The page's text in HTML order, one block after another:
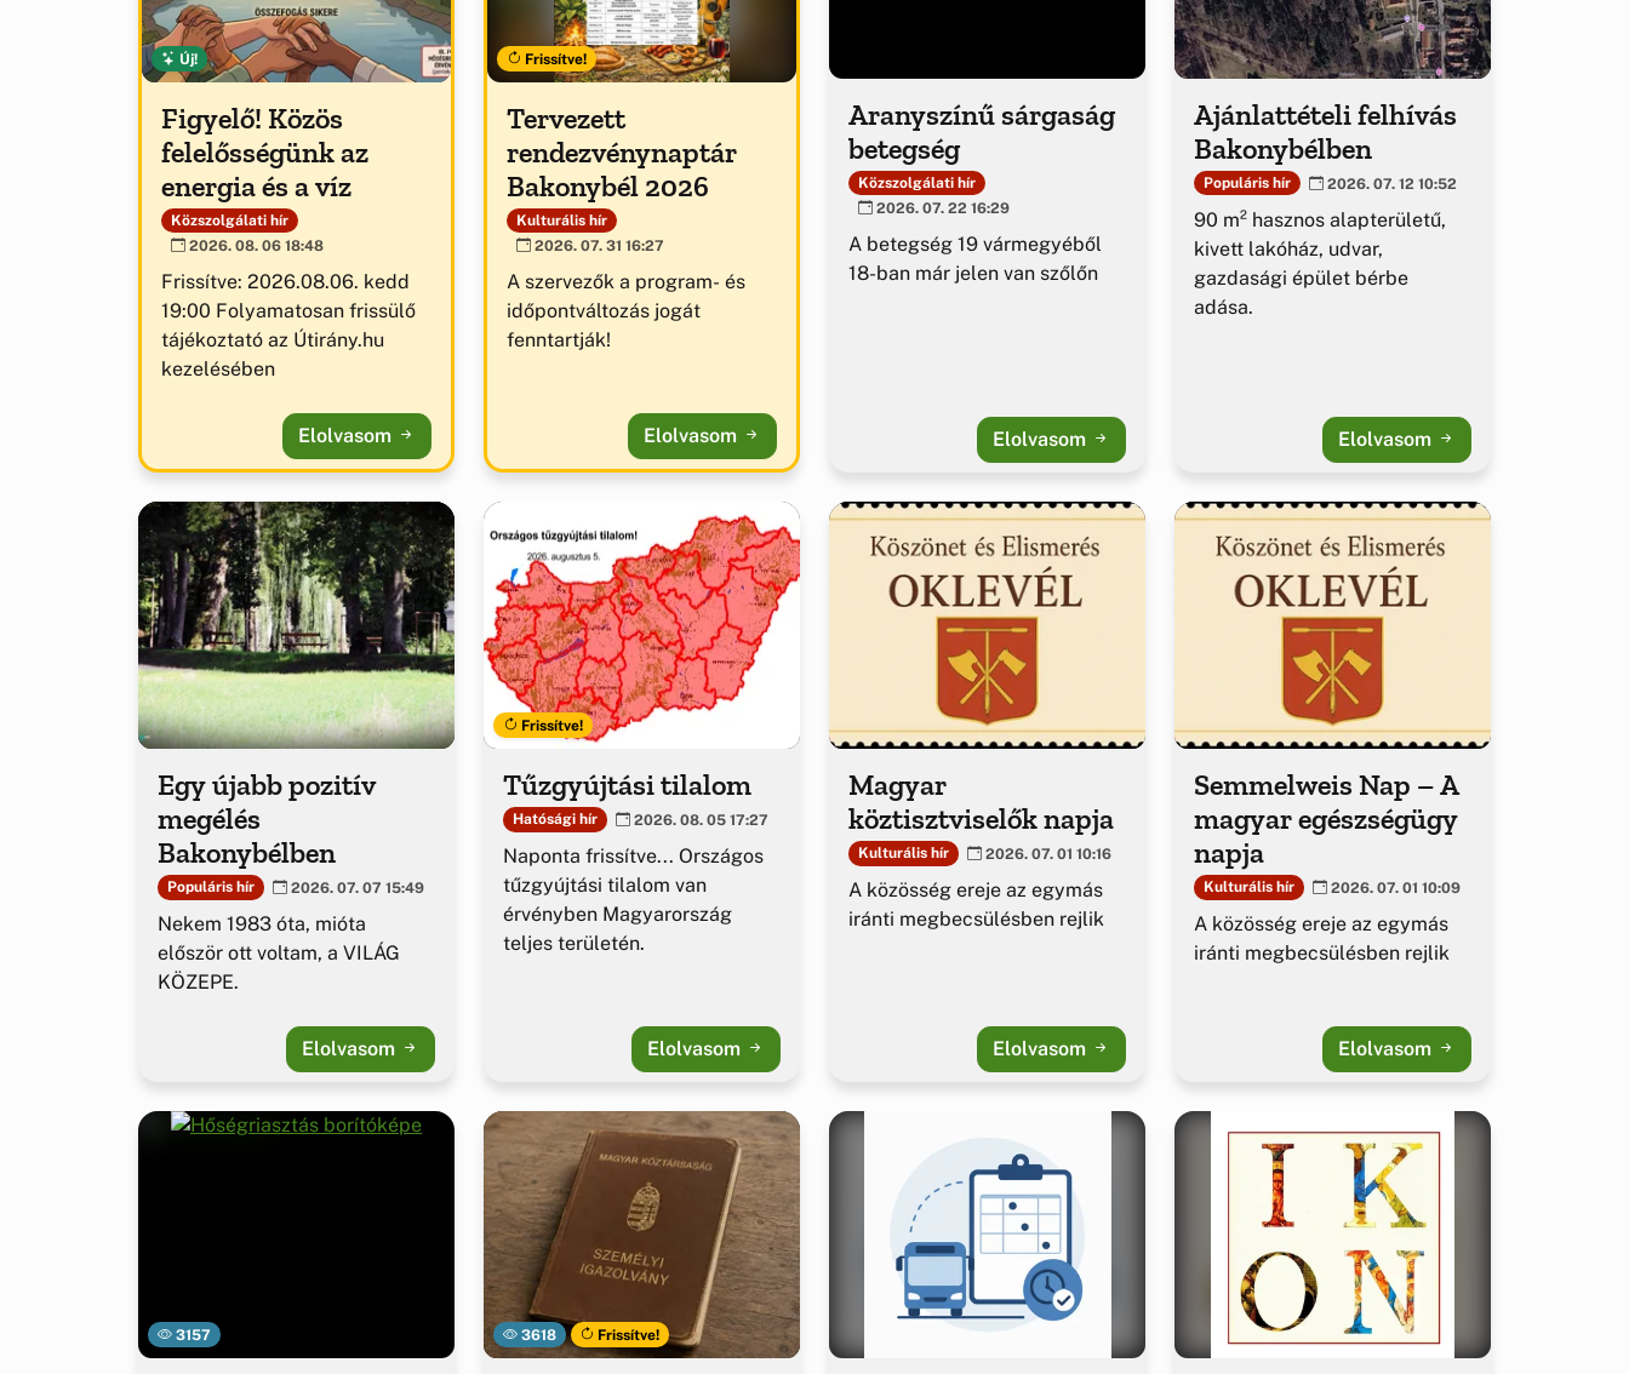
Új!
Figyelő! Közös
felelősségünk az
energia és a víz
Közszolgálati hír
2026. 08. 06 18:48
Frissítve: 2026.08.06. kedd
19:00 Folyamatosan frissülő
tájékoztató az Útirány.hu
kezelésében
Elolvasom
Frissítve!
Tervezett
rendezvénynaptár
Bakonybél 2026
Kulturális hír
2026. 07. 31 16:27
A szervezők a program- és
időpontváltozás jogát
fenntartják!
Elolvasom
Aranyszínű sárgaság
betegség
Közszolgálati hír
2026. 07. 22 16:29
A betegség 19 vármegyéből
18-ban már jelen van szőlőn
Elolvasom
Ajánlattételi felhívás
Bakonybélben
Populáris hír 2026. 07. 12 10:52
90 m² hasznos alapterületű,
kivett lakóház, udvar,
gazdasági épület bérbe
adása.
Elolvasom
Egy újabb pozitív
megélés
Bakonybélben
Populáris hír 2026. 07. 07 15:49
Nekem 1983 óta, mióta
először ott voltam, a VILÁG
KÖZEPE.
Elolvasom
Frissítve!
Tűzgyújtási tilalom
Hatósági hír 2026. 08. 05 17:27
Naponta frissítve... Országos
tűzgyújtási tilalom van
érvényben Magyarország
teljes területén.
Elolvasom
Magyar
köztisztviselők napja
Kulturális hír 2026. 07. 01 10:16
A közösség ereje az egymás
iránti megbecsülésben rejlik
Elolvasom
Semmelweis Nap – A
magyar egészségügy
napja
Kulturális hír 2026. 07. 01 10:09
A közösség ereje az egymás
iránti megbecsülésben rejlik
Elolvasom
3157 3618 Frissítve!